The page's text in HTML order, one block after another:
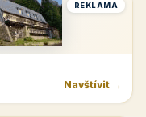
REKLAMA
Navštívit →